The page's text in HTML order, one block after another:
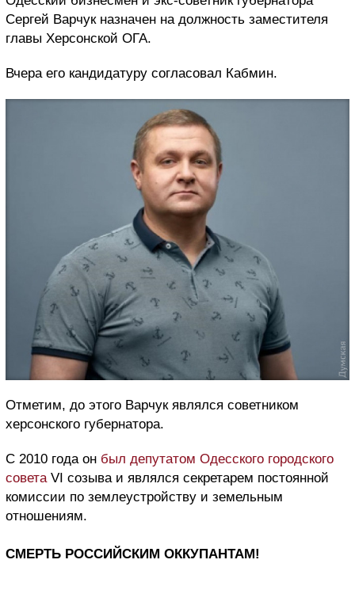
Сергей Варчук назначен на должность заместителя
главы Херсонской ОГА.
Вчера его кандидатуру согласовал Кабмин.
Отметим, до этого Варчук являлся советником
херсонского губернатора.
С 2010 года он был депутатом Одесского городского
советаVI созыва и являлся секретарем постоянной
комиссии по землеустройству и земельным
отношениям.
СМЕРТЬ РОССИЙСКИМ ОККУПАНТАМ!